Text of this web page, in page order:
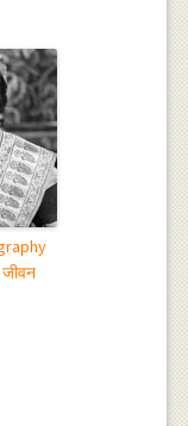
जीवन